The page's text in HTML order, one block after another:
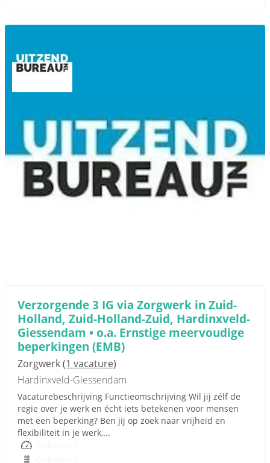
Verzorgende 3 IG via Zorgwerk in Zuid-
Holland, Zuid-Holland-Zuid, Hardinxveld-
Giessendam • o.a. Ernstige meervoudige
beperkingen (EMB)
Zorgwerk(1 vacature)
Hardinxveld-Giessendam
Vacaturebeschrijving Functieomschrijving Wil jij zélf de
regie over je werk en écht iets betekenen voor mensen
met een beperking? Ben jij op zoek naar vrijheid en
flexibiliteit in je werk,...